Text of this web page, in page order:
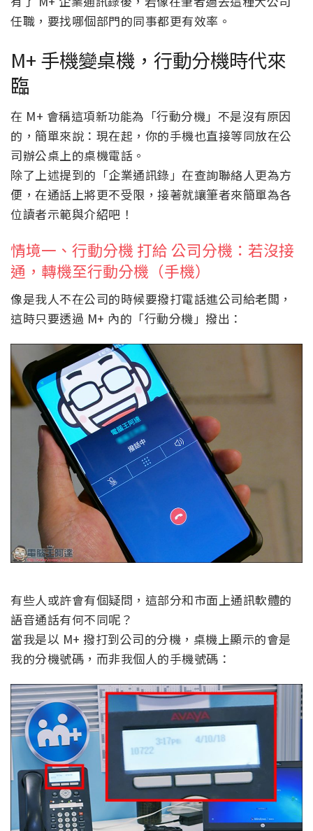
任職，要找哪個部門的同事都更有效率。
M+ 手機變桌機，行動分機時代來
臨
在 M+ 會稱這項新功能為「行動分機」不是沒有原因
的，簡單來說：現在起，你的手機也直接等同放在公
司辦公桌上的桌機電話。
除了上述提到的「企業通訊錄」在查詢聯絡人更為方
便，在通話上將更不受限，接著就讓筆者來簡單為各
位讀者示範與介紹吧！
情境一、行動分機 打給 公司分機：若沒接
通，轉機至行動分機（手機）
像是我人不在公司的時候要撥打電話進公司給老闆，
這時只要透過 M+ 內的「行動分機」撥出：
有些人或許會有個疑問，這部分和市面上通訊軟體的
語音通話有何不同呢？
當我是以 M+ 撥打到公司的分機，桌機上顯示的會是
我的分機號碼，而非我個人的手機號碼：